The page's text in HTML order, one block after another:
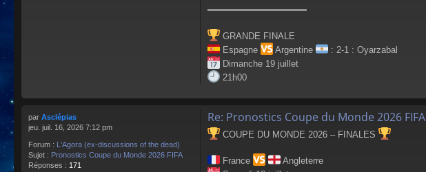
━━━━━━━━━━━━━━━━━━
GRANDE FINALE
Espagne
Argentine
: 2-1 : Oyarzabal
Dimanche 19 juillet
21h00
par Asclépias
jeu. juil. 16, 2026 7:12 pm
Forum :
L'Agora (ex-discussions of the dead)
Sujet : Pronostics Coupe du Monde 2026 FIFA
Réponses : 171
Re: Pronostics Coupe du Monde 2026 FIFA
COUPE DU MONDE 2026 – FINALES
France
Angleterre